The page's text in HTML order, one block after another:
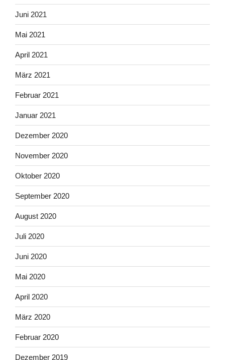
Juni 2021
Mai 2021
April 2021
März 2021
Februar 2021
Januar 2021
Dezember 2020
November 2020
Oktober 2020
September 2020
August 2020
Juli 2020
Juni 2020
Mai 2020
April 2020
März 2020
Februar 2020
Dezember 2019